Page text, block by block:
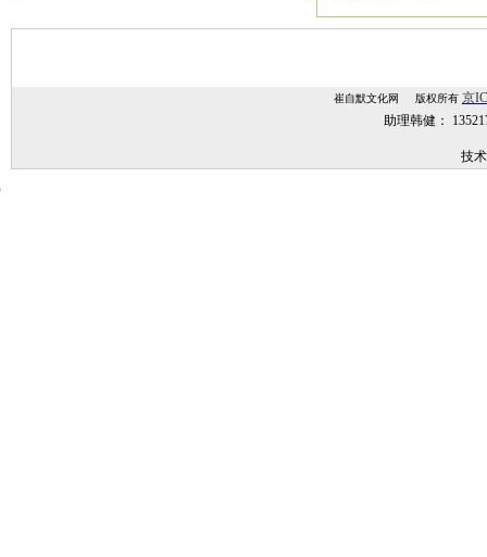
崔自默文化网 版权所有 京
助理韩健：
技